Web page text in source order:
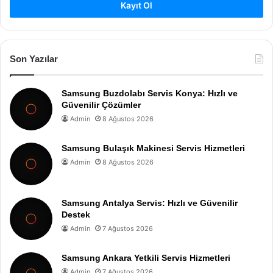
Kayıt Ol
Son Yazılar
Samsung Buzdolabı Servis Konya: Hızlı ve
Güvenilir Çözümler
Admin 8 Ağustos 2026
Samsung Bulaşık Makinesi Servis Hizmetleri
Admin 8 Ağustos 2026
Samsung Antalya Servis: Hızlı ve Güvenilir
Destek
Admin 7 Ağustos 2026
Samsung Ankara Yetkili Servis Hizmetleri